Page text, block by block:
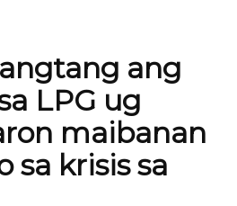
ang
LPG ug
maibanan
sa krisis sa